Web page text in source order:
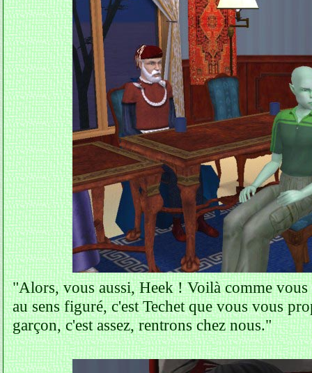
"Alors, vous aussi, Heek ! Voilà comme
au sens figuré, c'est Techet que vous vous
garçon, c'est assez, rentrons chez nous."